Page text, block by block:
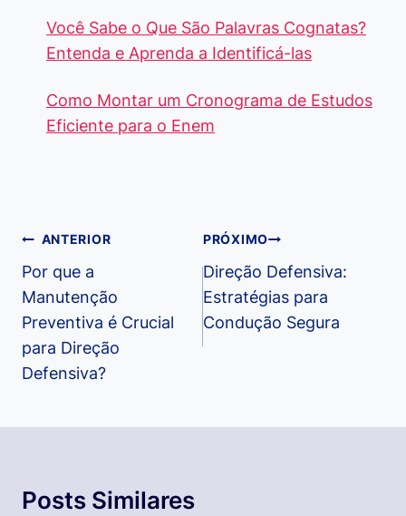
Você Sabe o Que São Palavras Cognatas?
Entenda e Aprenda a Identificá-las
Como Montar um Cronograma de Estudos
Eficiente para o Enem
Navegação
de
Post
ANTERIOR
Por que a
Manutenção
Preventiva é Crucial
para Direção
Defensiva?
PRÓXIMO
Direção Defensiva:
Estratégias para
Condução Segura
Posts Similares